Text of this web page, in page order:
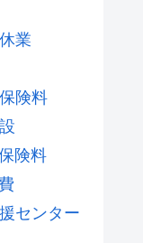
業
険料
険料
センター